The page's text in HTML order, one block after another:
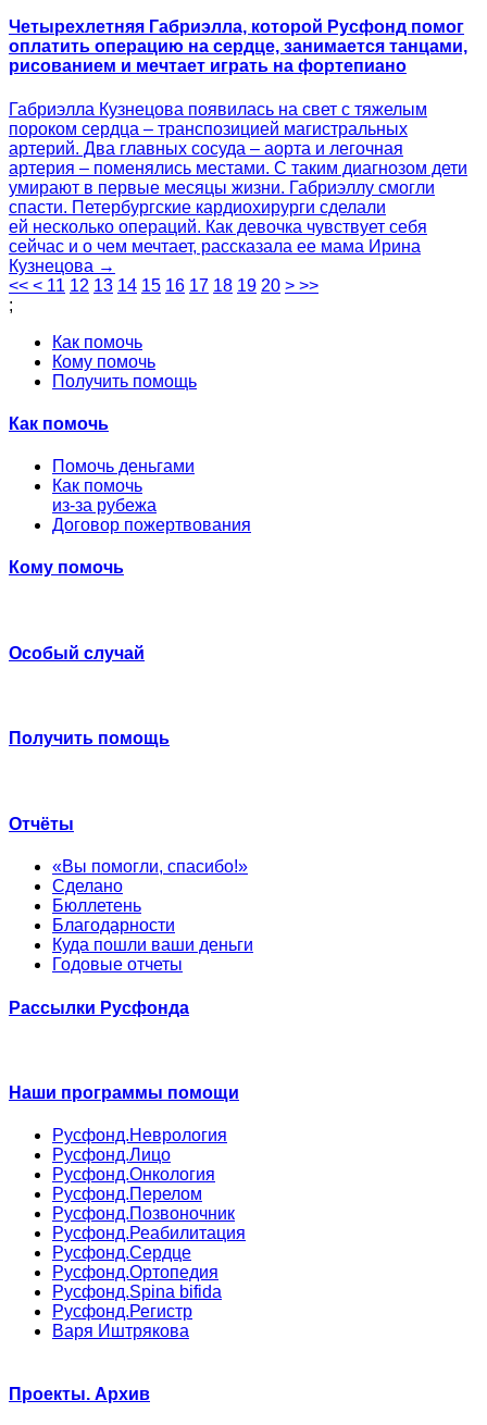
Четырехлетняя Габриэлла, которой Русфонд помог
оплатить операцию на сердце, занимается танцами,
рисованием и мечтает играть на фортепиано
Габриэлла Кузнецова появилась на свет с тяжелым
пороком сердца – транспозицией магистральных
артерий. Два главных сосуда – аорта и легочная
артерия – поменялись местами. С таким диагнозом дети
умирают в первые месяцы жизни. Габриэллу смогли
спасти. Петербургские кардиохирурги сделали
ей несколько операций. Как девочка чувствует себя
сейчас и о чем мечтает, рассказала ее мама Ирина
Кузнецова →
<< < 11 12 13 14 15 16 17 18 19 20 > >>
;
Как помочь
Кому помочь
Получить помощь
Как помочь
Помочь деньгами
Как помочь
из-за рубежа
Договор пожертвования
Кому помочь
Особый случай
Получить помощь
Отчёты
«Вы помогли, спасибо!»
Сделано
Бюллетень
Благодарности
Куда пошли ваши деньги
Годовые отчеты
Рассылки Русфонда
Наши программы помощи
Русфонд.Неврология
Русфонд.Лицо
Русфонд.Онкология
Русфонд.Перелом
Русфонд.Позвоночник
Русфонд.Реабилитация
Русфонд.Сердце
Русфонд.Ортопедия
Русфонд.Spina bifida
Русфонд.Регистр
Варя Иштрякова
Проекты. Архив